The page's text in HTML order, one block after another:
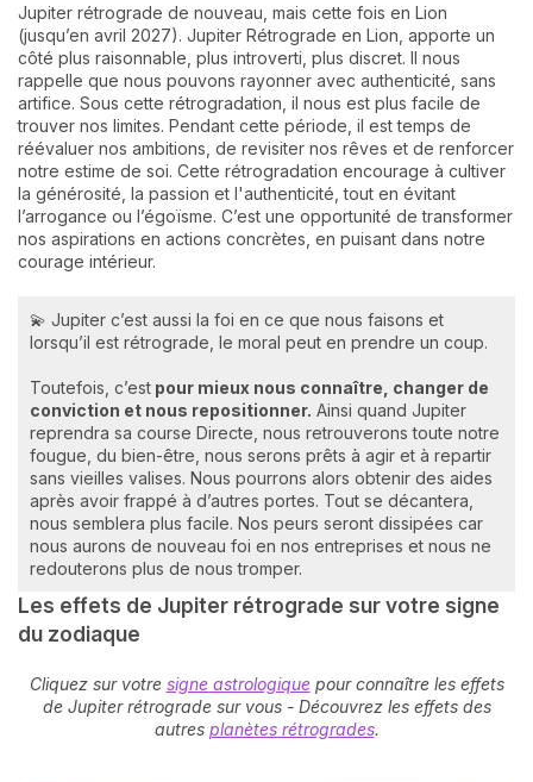
Jupiter rétrograde de nouveau, mais cette fois en Lion
(jusqu’en avril 2027). Jupiter Rétrograde en Lion, apporte un
côté plus raisonnable, plus introverti, plus discret. Il nous
rappelle que nous pouvons rayonner avec authenticité, sans
artifice. Sous cette rétrogradation, il nous est plus facile de
trouver nos limites. Pendant cette période, il est temps de
réévaluer nos ambitions, de revisiter nos rêves et de renforcer
notre estime de soi. Cette rétrogradation encourage à cultiver
la générosité, la passion et l'authenticité, tout en évitant
l’arrogance ou l’égoïsme. C’est une opportunité de transformer
nos aspirations en actions concrètes, en puisant dans notre
courage intérieur.
💫 Jupiter c’est aussi la foi en ce que nous faisons et
lorsqu’il est rétrograde, le moral peut en prendre un coup.
Toutefois, c’est pour mieux nous connaître, changer de
conviction et nous repositionner. Ainsi quand Jupiter
reprendra sa course Directe, nous retrouverons toute notre
fougue, du bien-être, nous serons prêts à agir et à repartir
sans vieilles valises. Nous pourrons alors obtenir des aides
après avoir frappé à d’autres portes. Tout se décantera,
nous semblera plus facile. Nos peurs seront dissipées car
nous aurons de nouveau foi en nos entreprises et nous ne
redouterons plus de nous tromper.
Les effets de Jupiter rétrograde sur votre signe
du zodiaque
Cliquez sur votre signe astrologiquepour connaître les effets
de Jupiter rétrograde sur vous - Découvrez les effets des
autres planètes rétrogrades.